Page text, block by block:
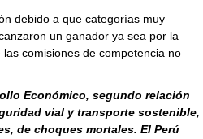
debido a que categorías muy
un ganador ya sea por la
comisiones de competencia no
Económico, segundo relación
vial y transporte sostenible,
de choques mortales. El Perú